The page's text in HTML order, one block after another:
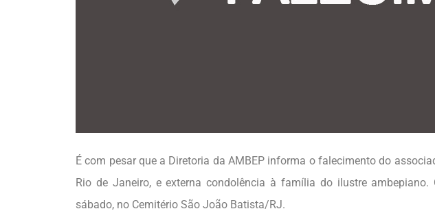
É com pesar que a Diretoria da AMBEP informa o falecimento do
Rio de Janeiro, e externa condolência à família do ilustre
sábado, no Cemitério São João Batista/RJ.